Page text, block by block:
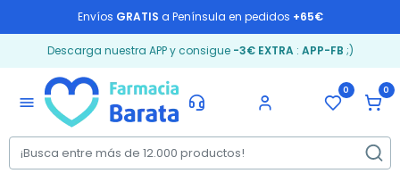
Envíos GRATIS a Península en pedidos +65€
Descarga nuestra APP y consigue -3€ EXTRA: APP-FB ;)
menu
0 0